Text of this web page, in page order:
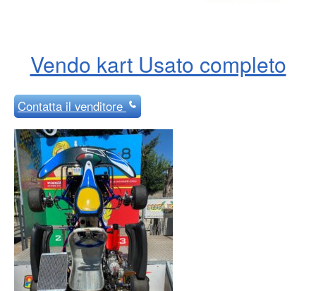
Vendo kart Usato completo
Contattail venditore